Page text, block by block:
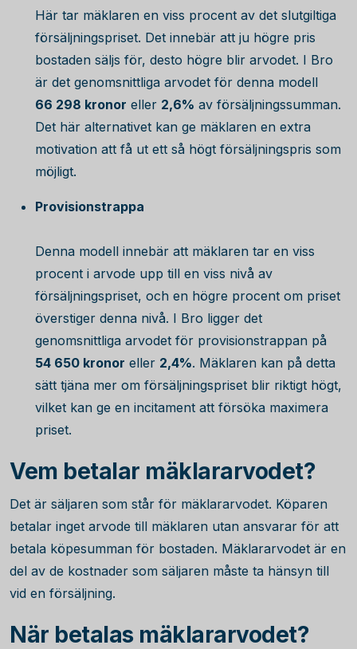
Här tar mäklaren en viss procent av det slutgiltiga
försäljningspriset. Det innebär att ju högre pris
bostaden säljs för, desto högre blir arvodet. I Bro
är det genomsnittliga arvodet för denna modell
66 298 kronor eller 2,6% av försäljningssumman.
Det här alternativet kan ge mäklaren en extra
motivation att få ut ett så högt försäljningspris som
möjligt.
Provisionstrappa
Denna modell innebär att mäklaren tar en viss
procent i arvode upp till en viss nivå av
försäljningspriset, och en högre procent om priset
överstiger denna nivå. I Bro ligger det
genomsnittliga arvodet för provisionstrappan på
54 650 kronor eller 2,4%. Mäklaren kan på detta
sätt tjäna mer om försäljningspriset blir riktigt högt,
vilket kan ge en incitament att försöka maximera
priset.
Vem betalar mäklararvodet?
Det är säljaren som står för mäklararvodet. Köparen
betalar inget arvode till mäklaren utan ansvarar för att
betala köpesumman för bostaden. Mäklararvodet är en
del av de kostnader som säljaren måste ta hänsyn till
vid en försäljning.
När betalas mäklararvodet?